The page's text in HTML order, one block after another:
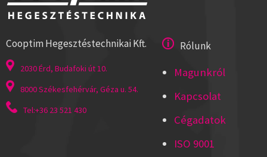
Cooptim Hegesztéstechnikai Kft.
2030 Érd, Budafoki út 10.
8000 Székesfehérvár, Géza u. 54.
Tel:+36 23 521 430
Rólunk
Magunkról
Kapcsolat
Cégadatok
ISO 9001